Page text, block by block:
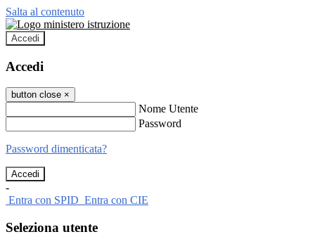
Salta al contenuto
Accedi
Accedi
button close ×
Nome Utente
Password
Password dimenticata?
-
Entra con SPID Entra con CIE
Seleziona utente